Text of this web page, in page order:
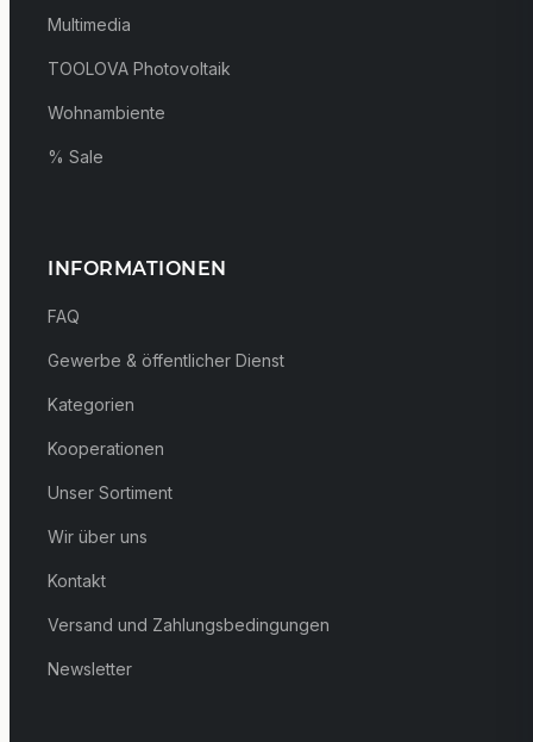
Multimedia
TOOLOVA Photovoltaik
Wohnambiente
% Sale
INFORMATIONEN
FAQ
Gewerbe & öffentlicher Dienst
Kategorien
Kooperationen
Unser Sortiment
Wir über uns
Kontakt
Versand und Zahlungsbedingungen
Newsletter